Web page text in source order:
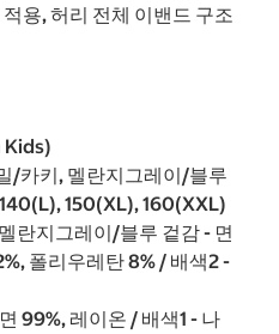
용, 허리 전체 이밴드 구조
Kids)
/카키, 멜란지그레이/블루
150(XL), 160(XXL)
란지그레이/블루 겉감 - 면
폴리우레탄 8% / 배색2 -
99%, 레이온 / 배색1 - 나